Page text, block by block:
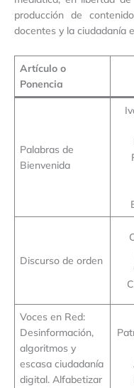
producción de
docentes y la ciudadanía
Artículo o
Ponencia
Palabras de
Bienvenida
Discurso de orden
Voces en Red:
Desinformación,
algoritmos y
escasa ciudadanía
digital. Alfabetizar